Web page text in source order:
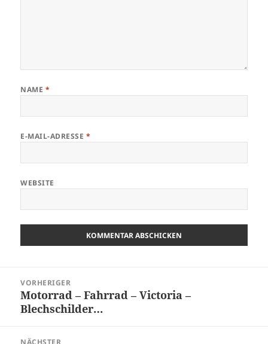
NAME *
E-MAIL-ADRESSE *
WEBSITE
VORHERIGER
Vorheriger
Beitrag:
Motorrad – Fahrrad – Victoria –
Blechschilder…